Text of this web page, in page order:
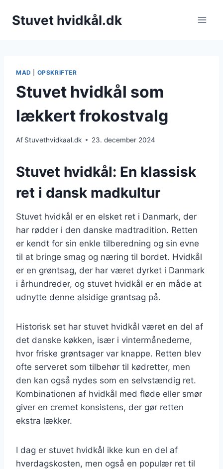
Stuvet hvidkål.dk
MAD OPSKRIFTER
Stuvet hvidkål som
lækkert frokostvalg
Af Stuvethvidkaal.dk 23. december 2024
Stuvet hvidkål: En klassisk
ret i dansk madkultur
Stuvet hvidkål er en elsket ret i Danmark, der
har rødder i den danske madtradition. Retten
er kendt for sin enkle tilberedning og sin evne
til at bringe smag og næring til bordet. Hvidkål
er en grøntsag, der har været dyrket i Danmark
i århundreder, og stuvet hvidkål er en måde at
udnytte denne alsidige grøntsag på.
Historisk set har stuvet hvidkål været en del af
det danske køkken, især i vintermånederne,
hvor friske grøntsager var knappe. Retten blev
ofte serveret som tilbehør til kødretter, men
den kan også nydes som en selvstændig ret.
Kombinationen af hvidkål med fløde eller smør
giver en cremet konsistens, der gør retten
ekstra lækker.
I dag er stuvet hvidkål ikke kun en del af
hverdagskosten, men også en populær ret til